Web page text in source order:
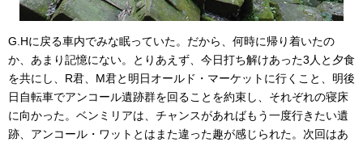
G.Hに戻る車内でみな眠っていた。だから、何時に帰り着いたの
か、あまり記憶にない。とりあえず、今日打ち解けあった3人と夕食
を共にし、R君、M君と明日オールド・マーケットに行くこと、明後
日自転車でアンコール遺跡群を回ることを約束し、それぞれの寝床
に向かった。ベンミリアは、チャンスがあればもう一度行きたい遺
跡、アンコール・ワットとはまた違った趣が感じられた。次回はあ